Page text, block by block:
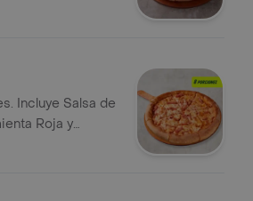
Incluye Salsa de
Roja y